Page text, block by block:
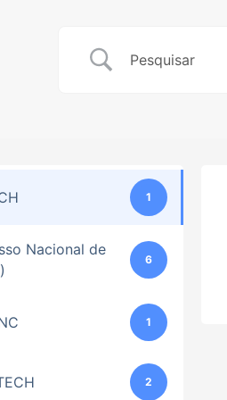
1
Nacional de
6
1
2